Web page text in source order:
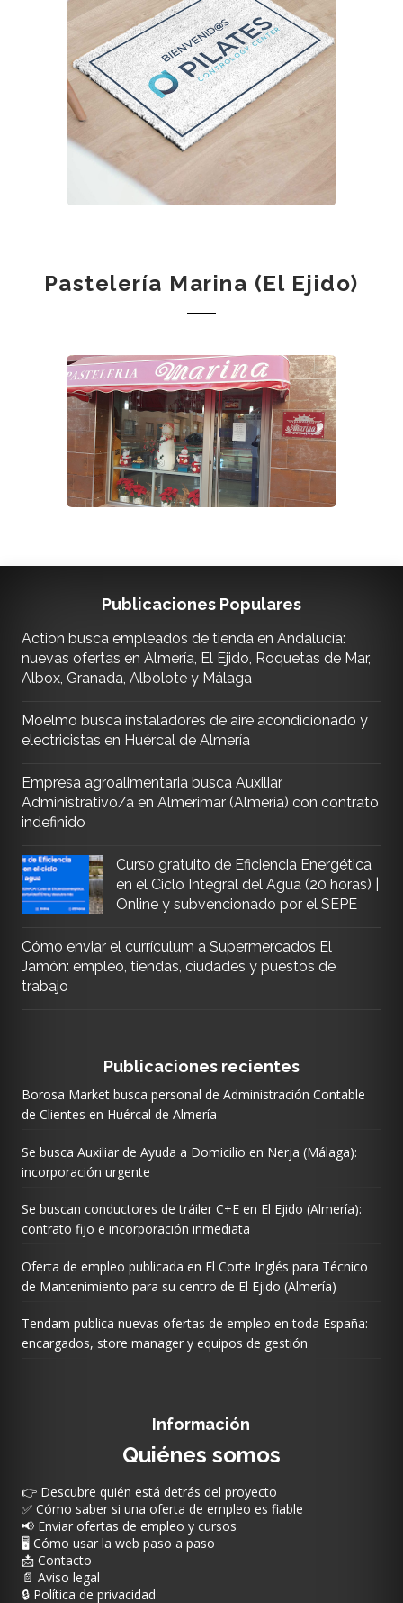
Pastelería Marina (El Ejido)
Publicaciones Populares
Action busca empleados de tienda en Andalucía:
nuevas ofertas en Almería, El Ejido, Roquetas de Mar,
Albox, Granada, Albolote y Málaga
Moelmo busca instaladores de aire acondicionado y
electricistas en Huércal de Almería
Empresa agroalimentaria busca Auxiliar
Administrativo/a en Almerimar (Almería) con contrato
indefinido
Curso gratuito de Eficiencia Energética
en el Ciclo Integral del Agua (20 horas) |
Online y subvencionado por el SEPE
Cómo enviar el currículum a Supermercados El
Jamón: empleo, tiendas, ciudades y puestos de
trabajo
Publicaciones recientes
Borosa Market busca personal de Administración Contable
de Clientes en Huércal de Almería
Se busca Auxiliar de Ayuda a Domicilio en Nerja (Málaga):
incorporación urgente
Se buscan conductores de tráiler C+E en El Ejido (Almería):
contrato fijo e incorporación inmediata
Oferta de empleo publicada en El Corte Inglés para Técnico
de Mantenimiento para su centro de El Ejido (Almería)
Tendam publica nuevas ofertas de empleo en toda España:
encargados, store manager y equipos de gestión
Información
Quiénes somos
👉 Descubre quién está detrás del proyecto
✅ Cómo saber si una oferta de empleo es fiable
📢 Enviar ofertas de empleo y cursos
🖥️ Cómo usar la web paso a paso
📩 Contacto
📄 Aviso legal
🔒 Política de privacidad